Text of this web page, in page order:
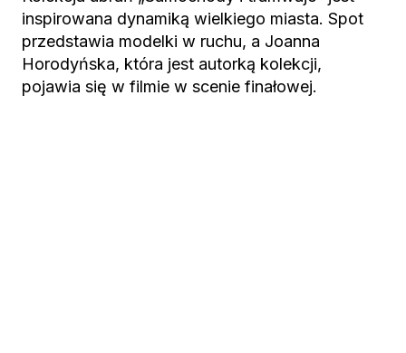
inspirowana dynamiką wielkiego miasta. Spot
przedstawia modelki w ruchu, a Joanna
Horodyńska, która jest autorką kolekcji,
pojawia się w filmie w scenie finałowej.